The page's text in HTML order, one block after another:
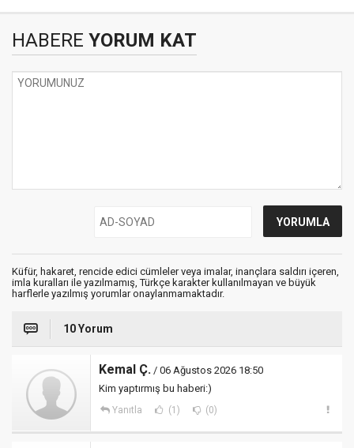
HABERE YORUM KAT
Küfür, hakaret, rencide edici cümleler veya imalar, inançlara saldırı içeren,
imla kuralları ile yazılmamış, Türkçe karakter kullanılmayan ve büyük
harflerle yazılmış yorumlar onaylanmamaktadır.
10 Yorum
Kemal Ç. / 06 Ağustos 2026 18:50
Kim yaptırmış bu haberi:)
Yanıtla (1) (0)